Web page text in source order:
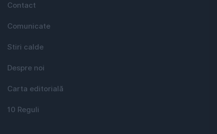
Contact
Comunicate
Stiri calde
Despre noi
Carta editorială
10 Reguli